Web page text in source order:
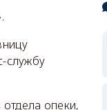
службу
опеки,